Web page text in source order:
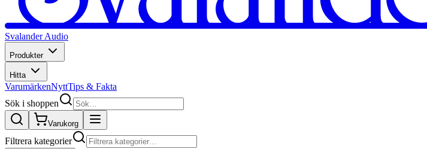
Svalander Audio
Produkter
Hitta
VarumärkenNyttTips & Fakta
Sök i shoppen
Varukorg
Filtrera kategorier